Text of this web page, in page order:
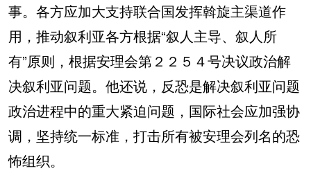
事。各方应加大支持联合国发挥斡旋主渠道作
用，推动叙利亚各方根据“叙人主导、叙人所
有”原则，根据安理会第２２５４号决议政治解
决叙利亚问题。他还说，反恐是解决叙利亚问题
政治进程中的重大紧迫问题，国际社会应加强协
调，坚持统一标准，打击所有被安理会列名的恐
怖组织。